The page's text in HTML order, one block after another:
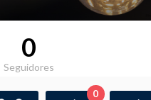
0
Seguidores
0